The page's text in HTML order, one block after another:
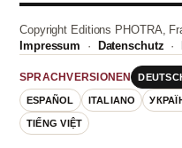
Copyright Editions PHOTRA,
Impressum · Datenschutz ·
SPRACHVERSIONEN
ESPAÑOL ITALIANO
TIẾNG VIỆT